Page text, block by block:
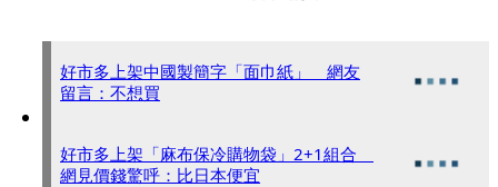
好市多上架中國製簡字「面巾紙」 網友
留言：不想買
好市多上架「麻布保冷購物袋」2+1組合
網見價錢驚呼：比日本便宜